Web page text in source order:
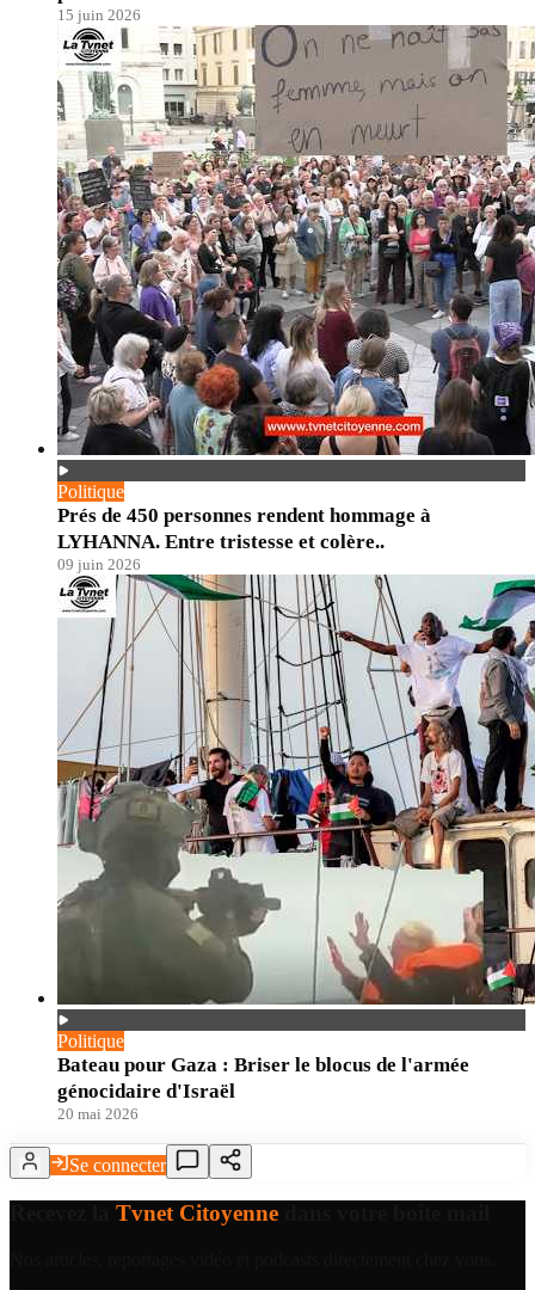
15 juin 2026
Politique
Prés de 450 personnes rendent hommage à
LYHANNA. Entre tristesse et colère..
09 juin 2026
Politique
Bateau pour Gaza : Briser le blocus de l'armée
génocidaire d'Israël
20 mai 2026
Se connecter
Tvnet Citoyenne